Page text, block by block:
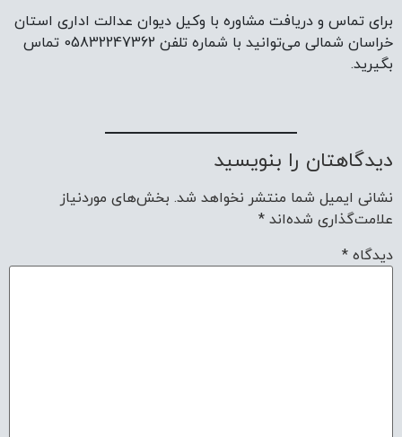
برای تماس و دریافت مشاوره با وکیل دیوان عدالت اداری استان
خراسان شمالی می‌توانید با شماره تلفن 05832247362 تماس
بگیرید.
دیدگاهتان را بنویسید
نشانی ایمیل شما منتشر نخواهد شد. بخش‌های موردنیاز
علامت‌گذاری شده‌اند *
دیدگاه *